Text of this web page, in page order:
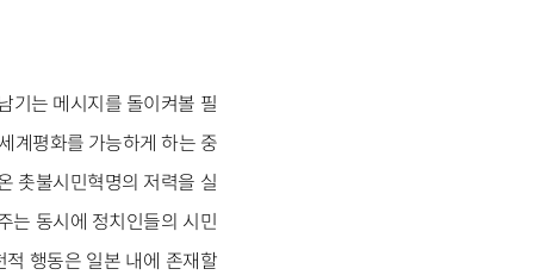
기는 메시지를 돌이켜볼 필
계평화를 가능하게 하는 중
촛불시민혁명의 저력을 실
는 동시에 정치인들의 시민
행동은 일본 내에 존재할